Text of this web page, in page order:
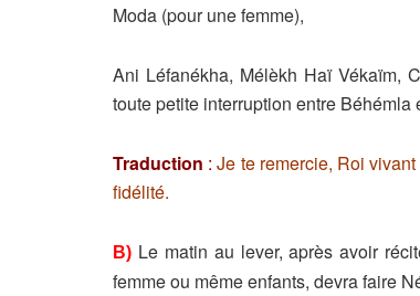
Moda (pour une femme),
Ani Léfanékha, Mélèkh Haï Vékaïm,
toute petite interruption entre Béhémla
Traduction : Je te remercie, Roi
fidélité.
B) Le matin au lever, après avoir
femme ou même enfants, devra faire